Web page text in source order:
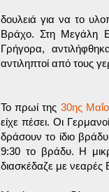
δουλειά για να το
Βράχο. Στη Μεγάλη
Γρήγορα,
αντιληπτοί από τους
Το πρωί της 30ης
είχε πέσει. Οι
δράσουν το ίδιο
9:30 το βράδυ. Η
διασκέδαζε με